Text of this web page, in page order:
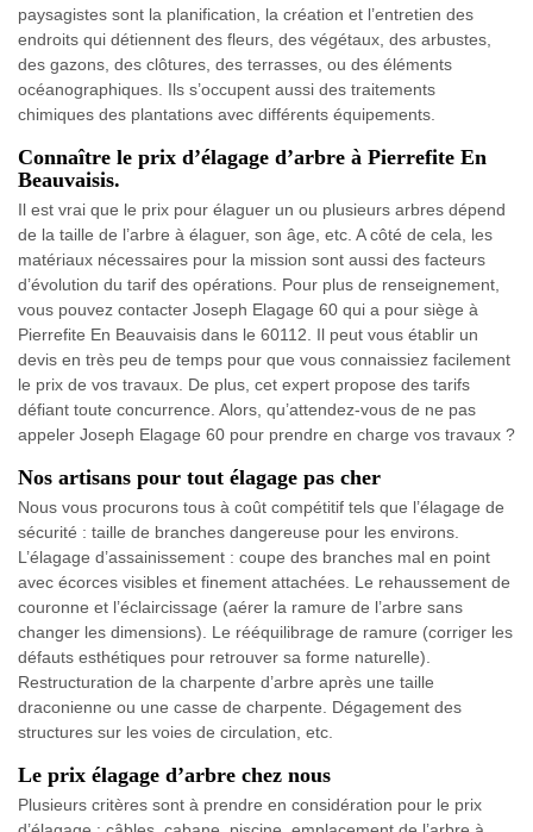
paysagistes sont la planification, la création et l’entretien des
endroits qui détiennent des fleurs, des végétaux, des arbustes,
des gazons, des clôtures, des terrasses, ou des éléments
océanographiques. Ils s’occupent aussi des traitements
chimiques des plantations avec différents équipements.
Connaître le prix d’élagage d’arbre à Pierrefite En
Beauvaisis.
Il est vrai que le prix pour élaguer un ou plusieurs arbres dépend
de la taille de l’arbre à élaguer, son âge, etc. A côté de cela, les
matériaux nécessaires pour la mission sont aussi des facteurs
d’évolution du tarif des opérations. Pour plus de renseignement,
vous pouvez contacter Joseph Elagage 60 qui a pour siège à
Pierrefite En Beauvaisis dans le 60112. Il peut vous établir un
devis en très peu de temps pour que vous connaissiez facilement
le prix de vos travaux. De plus, cet expert propose des tarifs
défiant toute concurrence. Alors, qu’attendez-vous de ne pas
appeler Joseph Elagage 60 pour prendre en charge vos travaux ?
Nos artisans pour tout élagage pas cher
Nous vous procurons tous à coût compétitif tels que l’élagage de
sécurité : taille de branches dangereuse pour les environs.
L’élagage d’assainissement : coupe des branches mal en point
avec écorces visibles et finement attachées. Le rehaussement de
couronne et l’éclaircissage (aérer la ramure de l’arbre sans
changer les dimensions). Le rééquilibrage de ramure (corriger les
défauts esthétiques pour retrouver sa forme naturelle).
Restructuration de la charpente d’arbre après une taille
draconienne ou une casse de charpente. Dégagement des
structures sur les voies de circulation, etc.
Le prix élagage d’arbre chez nous
Plusieurs critères sont à prendre en considération pour le prix